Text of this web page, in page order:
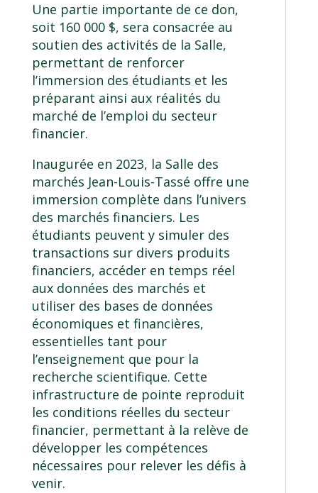
Une partie importante de ce don,
soit 160 000 $, sera consacrée au
soutien des activités de la Salle,
permettant de renforcer
l’immersion des étudiants et les
préparant ainsi aux réalités du
marché de l’emploi du secteur
financier.
Inaugurée en 2023, la Salle des
marchés Jean-Louis-Tassé offre une
immersion complète dans l’univers
des marchés financiers. Les
étudiants peuvent y simuler des
transactions sur divers produits
financiers, accéder en temps réel
aux données des marchés et
utiliser des bases de données
économiques et financières,
essentielles tant pour
l’enseignement que pour la
recherche scientifique. Cette
infrastructure de pointe reproduit
les conditions réelles du secteur
financier, permettant à la relève de
développer les compétences
nécessaires pour relever les défis à
venir.